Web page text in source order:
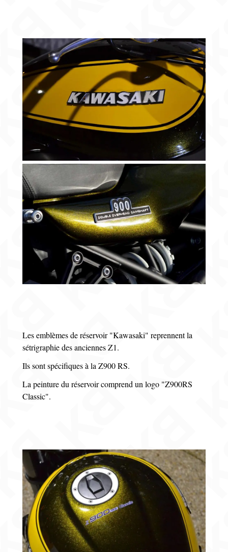
Les emblèmes de réservoir "Kawasaki" reprennent la
sétrigraphie des anciennes Z1.
Ils sont spécifiques à la Z900 RS.
La peinture du réservoir comprend un logo "Z900RS
Classic".